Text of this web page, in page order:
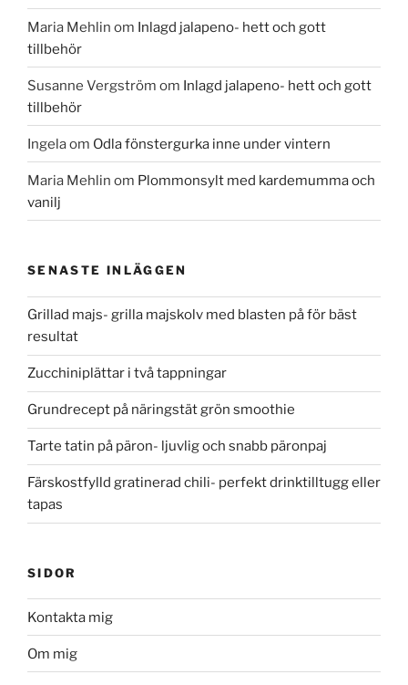
Maria Mehlin om Inlagd jalapeno- hett och gott
tillbehör
Susanne Vergström om Inlagd jalapeno- hett och gott
tillbehör
Ingelaom Odla fönstergurka inne under vintern
Maria Mehlin om Plommonsylt med kardemumma och
vanilj
SENASTE INLÄGGEN
Grillad majs- grilla majskolv med blasten på för bäst
resultat
Zucchiniplättar i två tappningar
Grundrecept på näringstät grön smoothie
Tarte tatin på päron- ljuvlig och snabb päronpaj
Färskostfylld gratinerad chili- perfekt drinktilltugg eller
tapas
SIDOR
Kontakta mig
Om mig